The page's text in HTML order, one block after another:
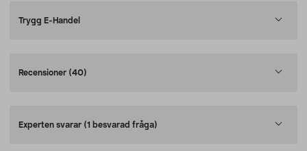
Trygg E-Handel
Recensioner (40)
Experten svarar (1 besvarad fråga)